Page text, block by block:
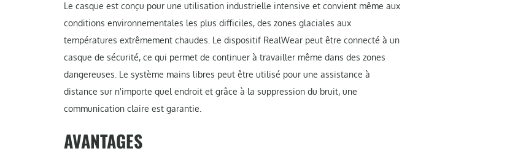
Le casque est conçu pour une utilisation industrielle intensive et convient même aux
conditions environnementales les plus difficiles, des zones glaciales aux
températures extrêmement chaudes. Le dispositif RealWear peut être connecté à un
casque de sécurité, ce qui permet de continuer à travailler même dans des zones
dangereuses. Le système mains libres peut être utilisé pour une assistance à
distance sur n'importe quel endroit et grâce à la suppression du bruit, une
communication claire est garantie.
AVANTAGES